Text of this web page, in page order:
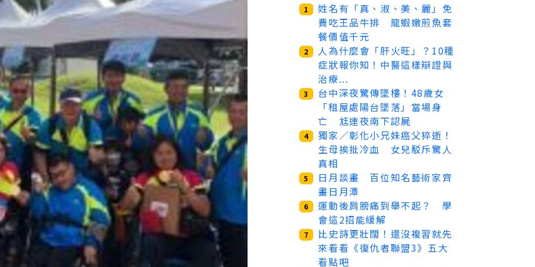
1
姓名有「真、淑、美、麗」免
費吃王品牛排 龍蝦嫩煎魚套
餐價值千元
2
人為什麼會「肝火旺」？10種
症狀報你知！中醫這樣辯證與
治療...
3
台中深夜驚傳墜樓！48歲女
「租屋處陽台墜落」當場身
亡 尪連夜南下認屍
4
獨家／彰化小兄妹癌父猝逝！
生母挨批冷血 女兒駁斥驚人
真相
5
日月談畫 百位知名藝術家齊
畫日月潭
6
運動後肩膀痛到舉不起？ 學
會這2招能緩解
7
比史詩更壯闊！還沒複習就先
來看看《復仇者聯盟3》五大
看點吧